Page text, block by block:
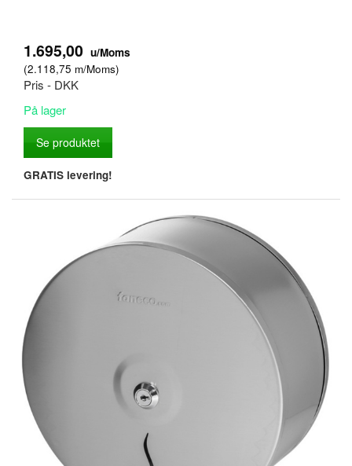
1.695,00 u/Moms
(2.118,75 m/Moms)
Pris - DKK
På lager
Se produktet
GRATIS levering!